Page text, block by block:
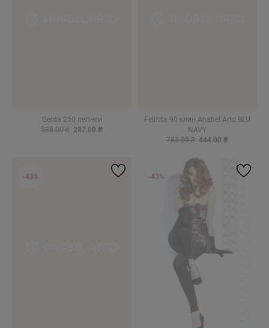
Gerda 250 легінси
538.00 ₴ 287.00 ₴
Felicita 90 клин Anabel Arto BLU
NAVY
785.00 ₴ 444.00 ₴
-43% -43%